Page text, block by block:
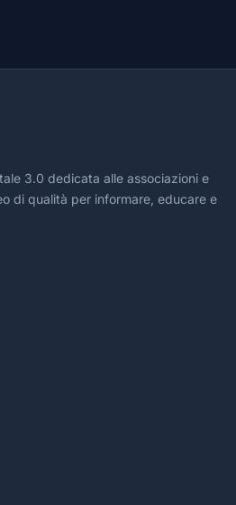
3.0 dedicata alle associazioni e
di qualità per informare, educare e